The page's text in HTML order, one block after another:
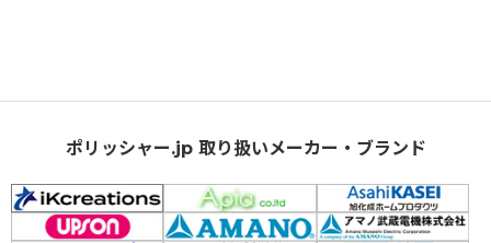
ポリッシャー.jp 取り扱いメーカー・ブランド